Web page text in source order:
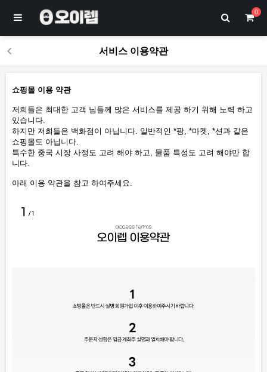
0
서비스 이용약관
쇼핑몰 이용 약관
저희들은 최대한 고객 님들께 많은 서비스를 제공 하기 위해 노력 하고
있습니다.
하지만 저희들은 백화점이 아닙니다. 일반적인 *팡, *마켓, *션과 같은
쇼핑몰도 아닙니다.
특수한 중국 시장 사정도 고려 해야 하고, 물품 특성도 고려 해야만 합
니다.
아래 이용 약관을 참고 하여주세요.